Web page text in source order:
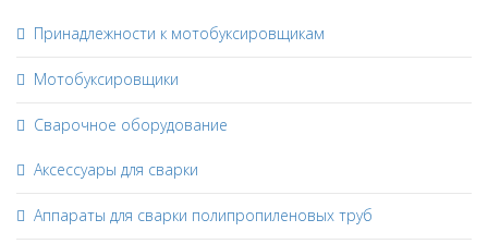
Принадлежности к мотобуксировщикам
Мотобуксировщики
Сварочное оборудование
Аксессуары для сварки
Аппараты для сварки полипропиленовых труб